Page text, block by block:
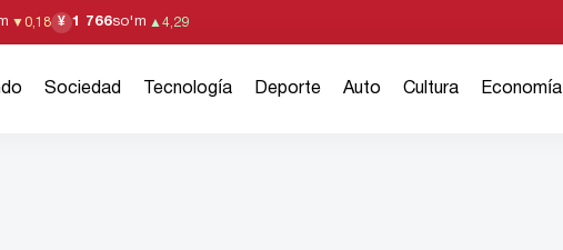
▼ 0,18 ¥ 1 766so'm ▲ 4,29
Sociedad Tecnología Deporte Auto Cultura Economía